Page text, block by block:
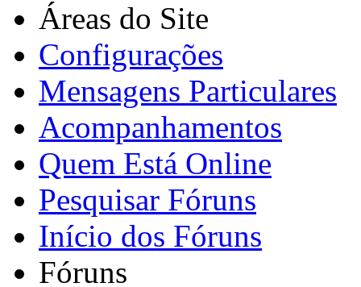
Áreas do Site
Configurações
Mensagens Particulares
Acompanhamentos
Quem Está Online
Pesquisar Fóruns
Início dos Fóruns
Fóruns